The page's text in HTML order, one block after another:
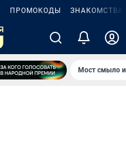
ПРОМОКОДЫ ЗНАКОМСТВА
Мост смыло